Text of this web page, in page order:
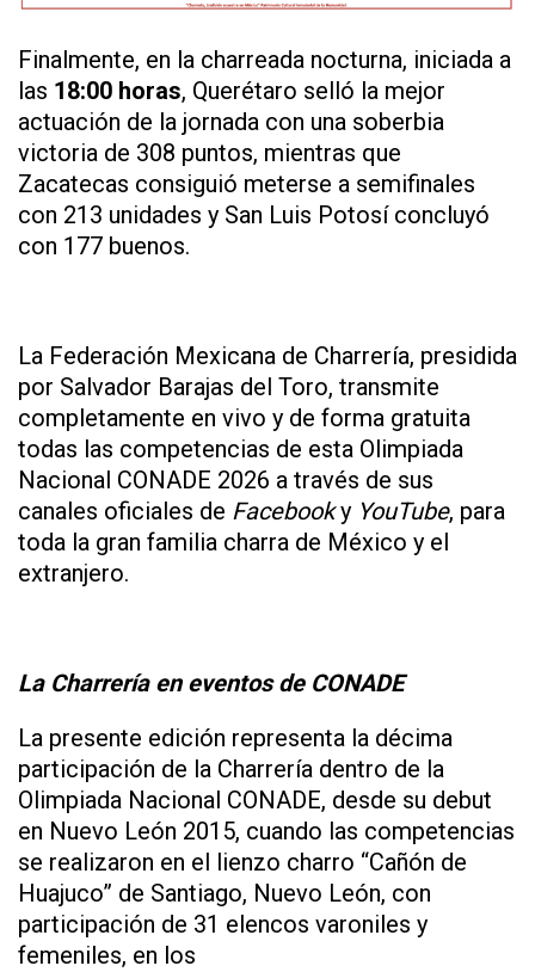
Finalmente, en la charreada nocturna, iniciada a
las 18:00 horas, Querétaro selló la mejor
actuación de la jornada con una soberbia
victoria de 308 puntos, mientras que
Zacatecas consiguió meterse a semifinales
con 213 unidades y San Luis Potosí concluyó
con 177 buenos.
La Federación Mexicana de Charrería, presidida
por Salvador Barajas del Toro, transmite
completamente en vivo y de forma gratuita
todas las competencias de esta Olimpiada
Nacional CONADE 2026 a través de sus
canales oficiales de Facebooky YouTube, para
toda la gran familia charra de México y el
extranjero.
La Charrería en eventos de CONADE
La presente edición representa la décima
participación de la Charrería dentro de la
Olimpiada Nacional CONADE, desde su debut
en Nuevo León 2015, cuando las competencias
se realizaron en el lienzo charro “Cañón de
Huajuco” de Santiago, Nuevo León, con
participación de 31 elencos varoniles y
femeniles, en los